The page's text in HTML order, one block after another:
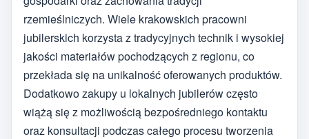
rzemieślniczych. Wiele krakowskich pracowni
jubilerskich korzysta z tradycyjnych technik i wysokiej
jakości materiałów pochodzących z regionu, co
przekłada się na unikalność oferowanych produktów.
Dodatkowo zakupy u lokalnych jubilerów często
wiążą się z możliwością bezpośredniego kontaktu
oraz konsultacji podczas całego procesu tworzenia